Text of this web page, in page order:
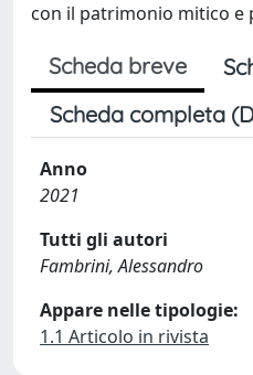
con il patrimonio mitico e
Scheda breve
Scheda completa
Anno
2021
Tutti gli autori
Fambrini, Alessandro
Appare nelle tipologie:
1.1 Articolo in rivista